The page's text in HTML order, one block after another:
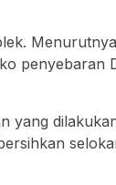
penyebaran
yang